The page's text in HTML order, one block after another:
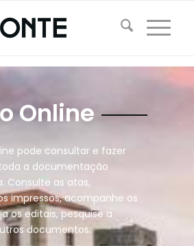
Online
pode consultar e fazer
a documentação
Consulte as atas,
impressos, acompanhe os
os editais, pesquise a
documentos.